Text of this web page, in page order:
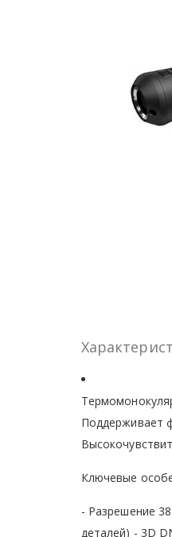
Поддерживает
Ключевые
- Разрешение
деталей) - 3D